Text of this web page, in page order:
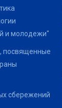
и молодежи"
посвященные
сбережений